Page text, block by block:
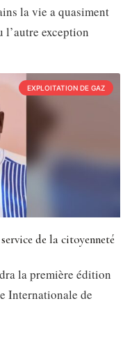
la vie a quasiment
l’autre exception
EXPLOITATION DE GAZ
de la citoyenneté
la première édition
Internationale de